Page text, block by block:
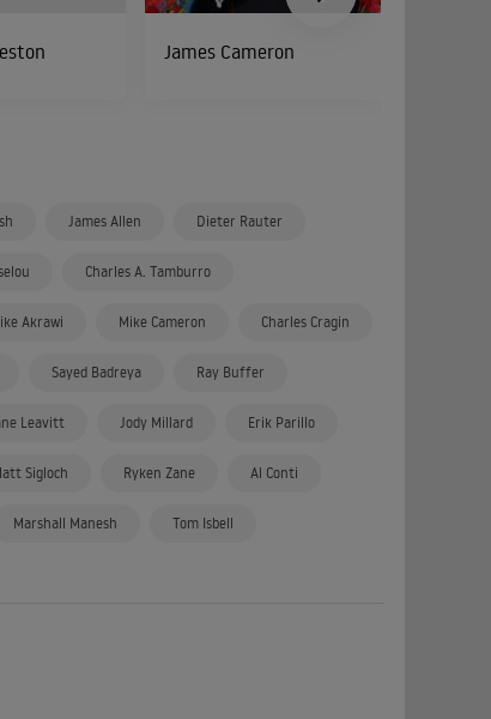
James Cameron
James Allen Dieter Rauter
Charles A. Tamburro
Akrawi Mike Cameron Charles Cragin
Sayed Badreya Ray Buffer
Leavitt Jody Millard Erik Parillo
Sigloch Ryken Zane Al Conti
Marshall Manesh Tom Isbell